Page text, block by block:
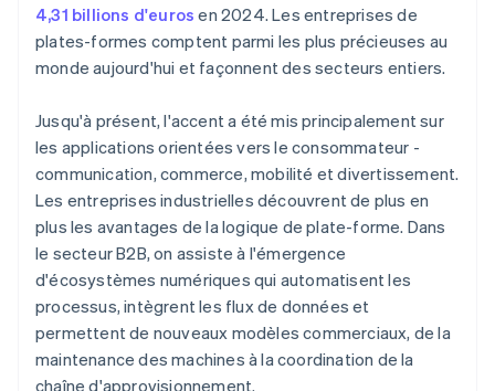
4,31 billions d'euros en 2024. Les entreprises de
plates-formes comptent parmi les plus précieuses au
monde aujourd'hui et façonnent des secteurs entiers.
Jusqu'à présent, l'accent a été mis principalement sur
les applications orientées vers le consommateur -
communication, commerce, mobilité et divertissement.
Les entreprises industrielles découvrent de plus en
plus les avantages de la logique de plate-forme. Dans
le secteur B2B, on assiste à l'émergence
d'écosystèmes numériques qui automatisent les
processus, intègrent les flux de données et
permettent de nouveaux modèles commerciaux, de la
maintenance des machines à la coordination de la
chaîne d'approvisionnement.